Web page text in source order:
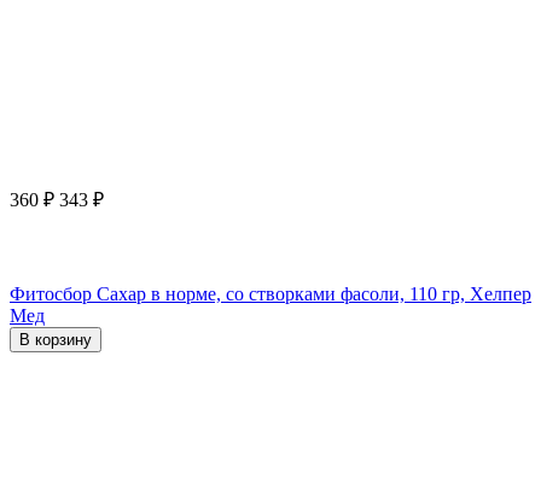
360 ₽ 343 ₽
Фитосбор Сахар в норме, со створками фасоли, 110 гр, Хелпер
Мед
В корзину